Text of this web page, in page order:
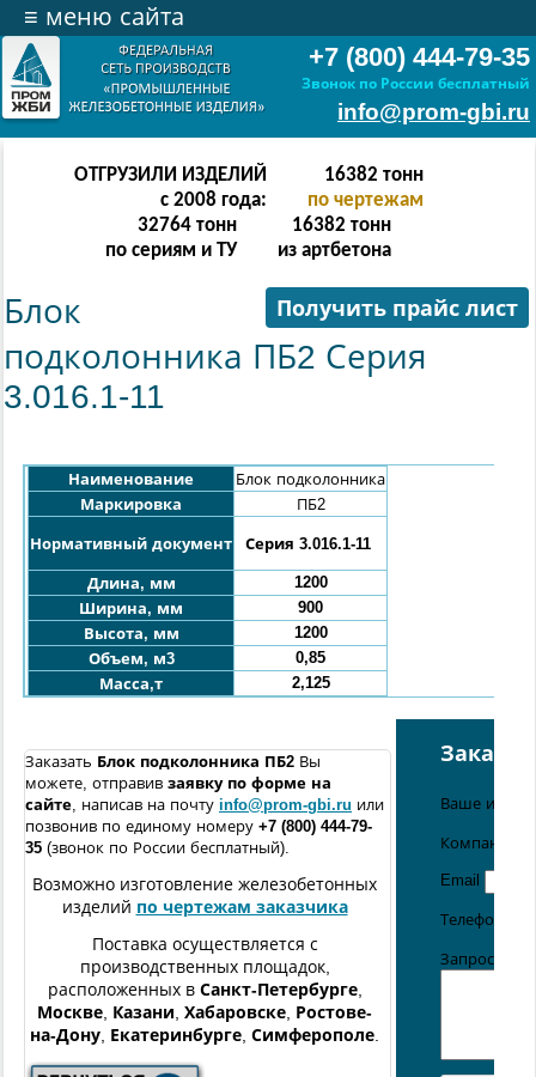
+7 (800) 444-79-35
Звонок по России бесплатный
info@prom-gbi.ru
≡ меню сайта
ОТГРУЗИЛИ ИЗДЕЛИЙ
с 2008 года:
32766 тонн
по чертежам
65532 тонн
по сериям и ТУ
32766 тонн
из артбетона
Получить прайс лист
Блок
подколонника ПБ2 Серия
3.016.1-11
Наименование
Блок подколонника
Маркировка
ПБ2
Нормативный документ Серия 3.016.1-11
Длина, мм
1200
Ширина, мм
900
Высота, мм
1200
Объем, м3
0,85
Масса,т
2,125
Заказать Блок подколонника ПБ2 Вы
можете, отправив заявку по форме на
сайте, написав на почту info@prom-gbi.ru или
позвонив по единому номеру +7 (800) 444-79-
35 (звонок по России бесплатный).
Возможно изготовление железобетонных
изделий по чертежам заказчика
Поставка осуществляется с
производственных площадок,
расположенных в Санкт-Петербурге,
Москве Казани Хабаровске Ростове-
на-Дону Екатеринбурге Симферополе
Ваше имя
Компания
Email
Телефон
Запрос /